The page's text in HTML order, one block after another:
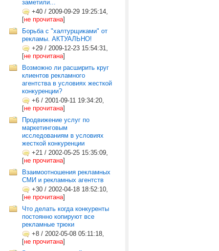
заметили...
+40 / 2009-09-29 19:25:14,
[не прочитана]
Борьба с "халтурщиками" от
рекламы. АКТУАЛЬНО!
+29 / 2009-12-23 15:54:31,
[не прочитана]
Возможно ли расширить круг
клиентов рекламного
агентства в условиях жесткой
конкуренции?
+6 / 2001-09-11 19:34:20,
[не прочитана]
Продвижение услуг по
маркетинговым
исследованиям в условиях
жесткой конкуренции
+21 / 2002-05-25 15:35:09,
[не прочитана]
Взаимоотношения рекламных
СМИ и рекламных агентств
+30 / 2002-04-18 18:52:10,
[не прочитана]
Что делать когда конкуренты
постоянно копируют все
рекламные трюки
+8 / 2002-05-08 05:11:18,
[не прочитана]